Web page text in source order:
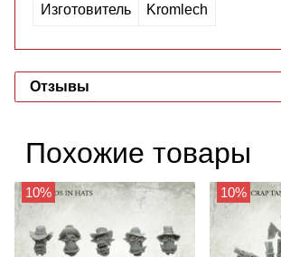
Изготовитель Kromlech
Отзывы
Похожие товары
10% 10%